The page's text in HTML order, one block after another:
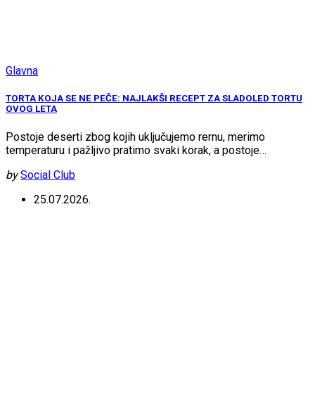
Glavna
TORTA KOJA SE NE PEČE: NAJLAKŠI RECEPT ZA SLADOLED TORTU
OVOG LETA
Postoje deserti zbog kojih uključujemo rernu, merimo
temperaturu i pažljivo pratimo svaki korak, a postoje…
by Social Club
25.07.2026.